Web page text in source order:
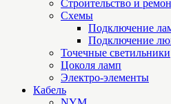
Строительство и
Схемы
Подключение
Подключение
Точечные светильники
Цоколя ламп
Электро-элементы
Кабель